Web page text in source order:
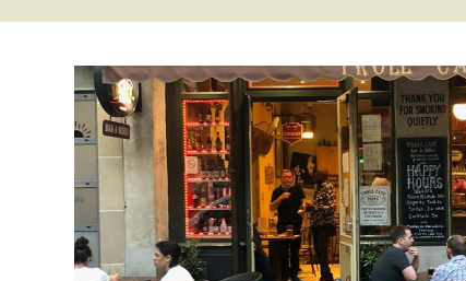
L’Aligroise L’Aligroise 2023
L’ Aligroise 2024
L’ Aligroise 2025
L’ Aligroise 2026
Photos
Calculateur échelle